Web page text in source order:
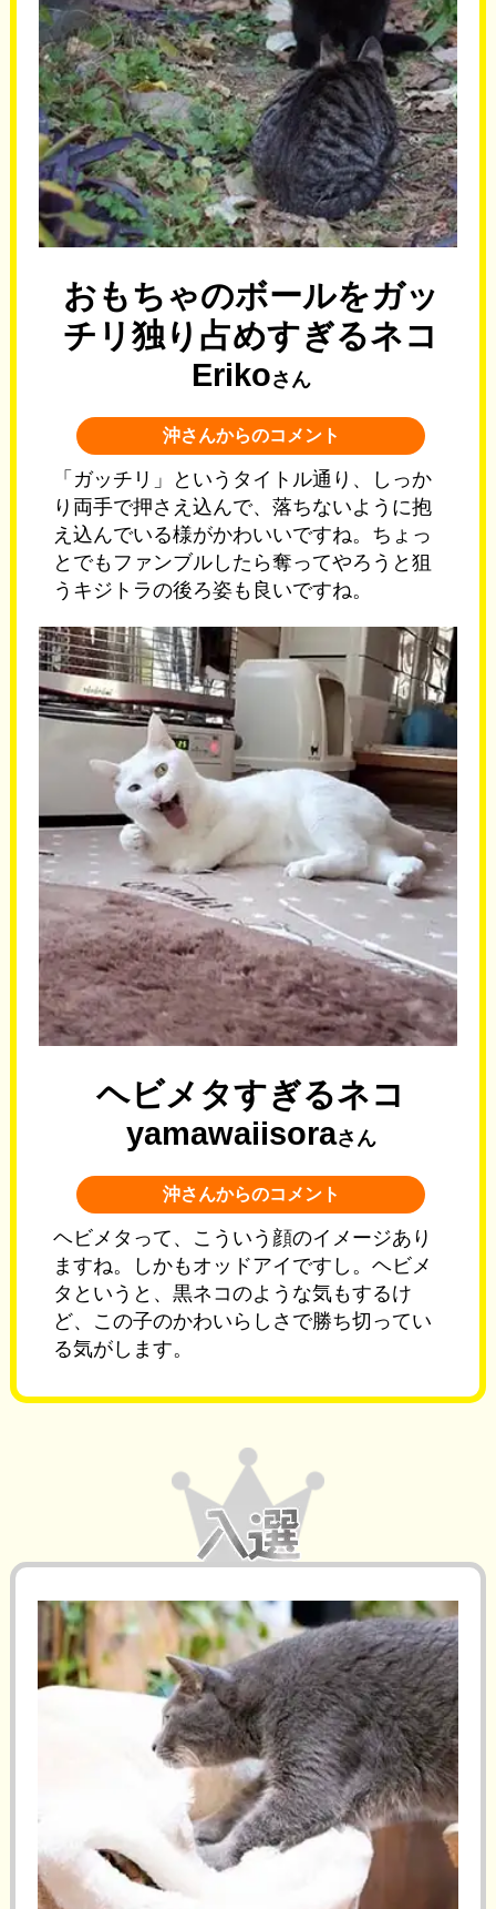
おもちゃのボールをガッ
チリ独り占めすぎるネコ
Erikoさん
沖さんからのコメント
「ガッチリ」というタイトル通り、しっか
り両手で押さえ込んで、落ちないように抱
え込んでいる様がかわいいですね。ちょっ
とでもファンブルしたら奪ってやろうと狙
うキジトラの後ろ姿も良いですね。
ヘビメタすぎるネコ
yamawaiisoraさん
沖さんからのコメント
ヘビメタって、こういう顔のイメージあり
ますね。しかもオッドアイですし。ヘビメ
タというと、黒ネコのような気もするけ
ど、この子のかわいらしさで勝ち切ってい
る気がします。